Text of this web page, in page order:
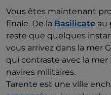
Vous êtes maintenant
finale. De la Basilicate au
reste que quelques
vous arrivez dans la mer
qui contraste avec la mer
navires militaires.
Tarente est une ville